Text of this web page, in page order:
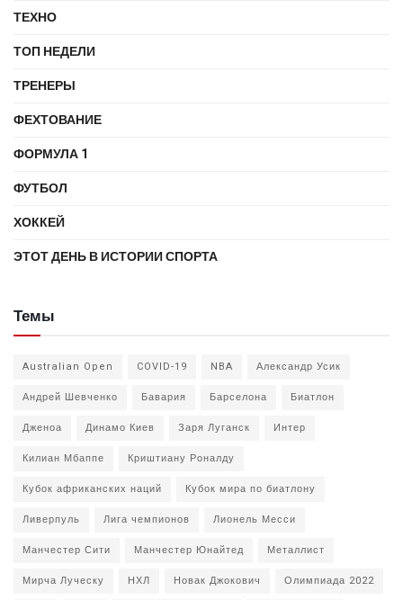
ТЕХНО
ТОП НЕДЕЛИ
ТРЕНЕРЫ
ФЕХТОВАНИЕ
ФОРМУЛА 1
ФУТБОЛ
ХОККЕЙ
ЭТОТ ДЕНЬ В ИСТОРИИ СПОРТА
Темы
Australian Open COVID-19 NBA
Александр Усик
Андрей Шевченко
Бавария Барселона
Биатлон
Дженоа
Динамо Киев Заря Луганск
Интер
Килиан Мбаппе
Криштиану Роналду
Кубок африканских наций
Кубок мира по биатлону
Ливерпуль
Лига чемпионов
Лионель Месси
Манчестер Сити
Манчестер Юнайтед
Металлист
Мирча Луческу
НХЛ Новак Джокович
Олимпиада 2022